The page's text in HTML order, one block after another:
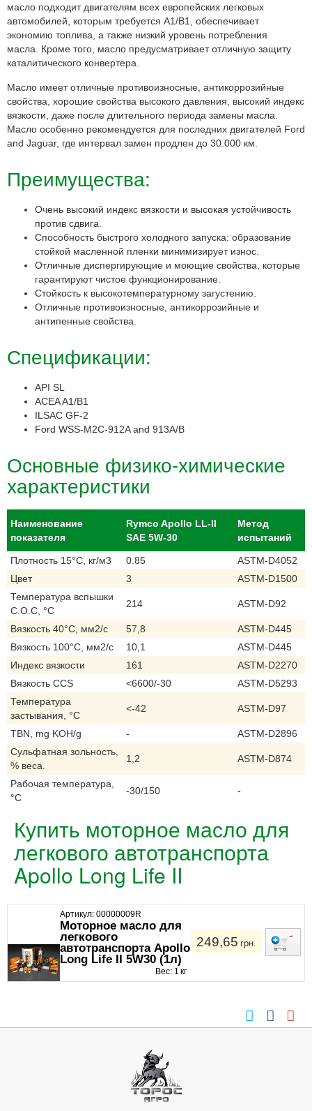
масло подходит двигателям всех европейских легковых
автомобилей, которым требуется A1/B1, обеспечивает
экономию топлива, а также низкий уровень потребления
масла. Кроме того, масло предусматривает отличную защиту
каталитического конвертера.
Масло имеет отличные противоизносные, антикоррозийные
свойства, хорошие свойства высокого давления, высокий индекс
вязкости, даже после длительного периода замены масла.
Масло особенно рекомендуется для последних двигателей Ford
and Jaguar, где интервал замен продлен до 30.000 км.
Преимущества:
Очень высокий индекс вязкости и высокая устойчивость
против сдвига.
Способность быстрого холодного запуска: образование
стойкой масленной пленки минимизирует износ.
Отличные диспергирующие и моющие свойства, которые
гарантируют чистое функционирование.
Стойкость к высокотемпературному загустению.
Отличные противоизносные, антикоррозийные и
антипенные свойства.
Спецификации:
API SL
ACEA A1/B1
ILSAC GF-2
Ford WSS-M2C-912A and 913A/B
Основные физико-химические
характеристики
Наименование
показателя
Rymco Apollo LL-II
SAE 5W-30
Метод
испытаний
Плотность 15°C, кг/м3 0.85
ASTM-D4052
Цвет
3
ASTM-D1500
Температура вспышки
С.О.С, °C
214 ASTM-D92
Вязкость 40°C, мм2/с 57,8
ASTM-D445
Вязкость 100°C, мм2/с
10,1
ASTM-D445
Индекс вязкости
161
ASTM-D2270
Вязкость CCS
<6600/-30
ASTM-D5293
Температура
застывания, °C
<-42 ASTM-D97
TBN, mg KOH/g -
ASTM-D2896
Сульфатная зольность,
% веса.
1,2 ASTM-D874
Рабочая температура,
°C
-30/150 -
Купить моторное масло для
легкового автотранспорта
Apollo Long Life II
Артикул: 00000009R
Моторное масло для
легкового
автотранспорта Apollo
Long Life II 5W30 (1л)
Вес: 1 кг
249,65 грн.